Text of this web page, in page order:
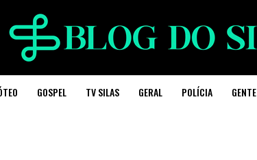
GOSPEL TV SILAS GERAL POLÍCIA GENTE